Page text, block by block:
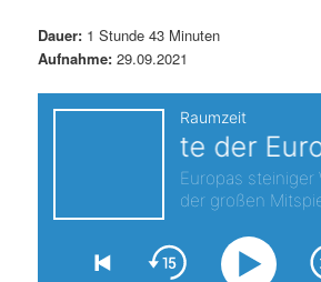
i
n
p
g
Dauer: 1 Stunde 43 Minuten
Aufnahme: 29.09.2021